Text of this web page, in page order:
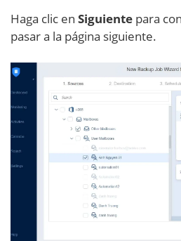
Haga clic en Siguiente para
pasar a la página siguiente.